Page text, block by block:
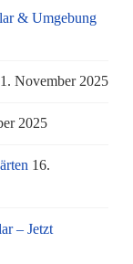
& Umgebung
November 2025
2025
16.
– Jetzt